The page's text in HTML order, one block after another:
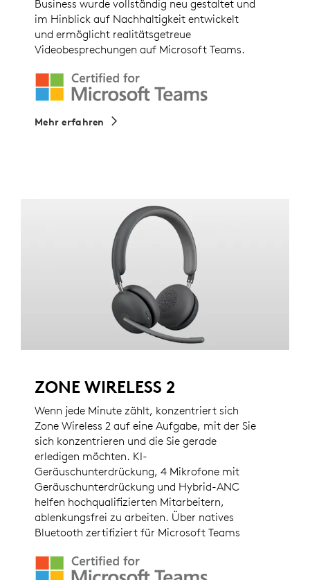
Business wurde vollständig neu gestaltet und
im Hinblick auf Nachhaltigkeit entwickelt
und ermöglicht realitätsgetreue
Videobesprechungen auf Microsoft Teams.
Mehr erfahren
ZONE WIRELESS 2
Wenn jede Minute zählt, konzentriert sich
Zone Wireless 2 auf eine Aufgabe, mit der Sie
sich konzentrieren und die Sie gerade
erledigen möchten. KI-
Geräuschunterdrückung, 4 Mikrofone mit
Geräuschunterdrückung und Hybrid-ANC
helfen hochqualifizierten Mitarbeitern,
ablenkungsfrei zu arbeiten. Über natives
Bluetooth zertifiziert für Microsoft Teams